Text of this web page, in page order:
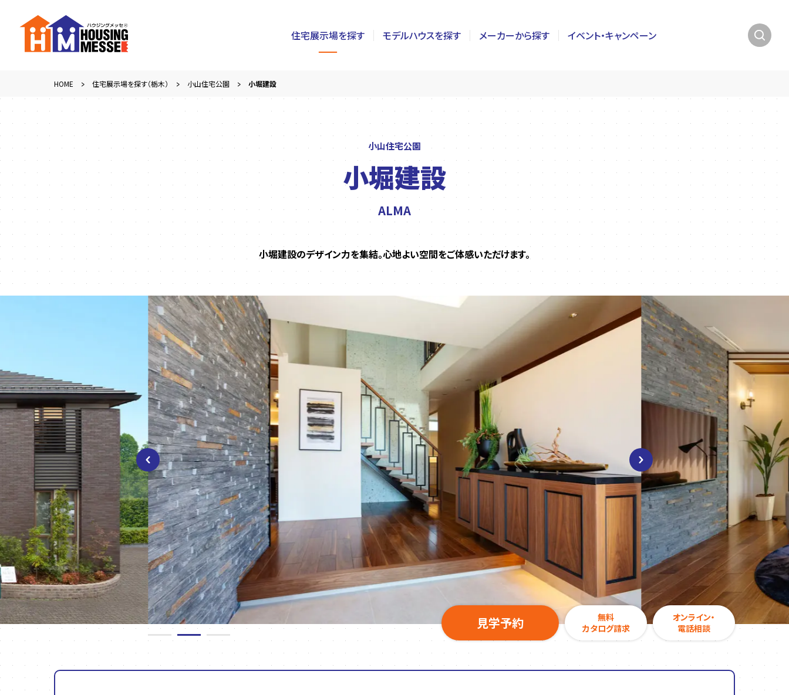
住宅展示場を探す
神奈川
埼玉
栃木
群馬
山梨
静岡
富山
モデルハウスを探す メーカーから探す イベント・キャンペーン
HOME 住宅展示場を探す（栃木） 小山住宅公園 小堀建設
小山住宅公園
小堀建設
ALMA
小堀建設のデザイン力を集結。心地よい空間をご体感いただけます。
見学予約
無料
カタログ請求
オンライン・
電話相談